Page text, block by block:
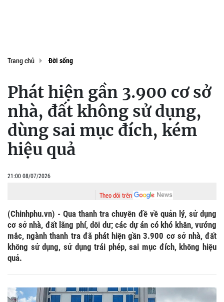
Trang chủ Đời sống
Phát hiện gần 3.900 cơ sở
nhà, đất không sử dụng,
dùng sai mục đích, kém
hiệu quả
21:00 08/07/2026
Theo dõi trên
(Chinhphu.vn) - Qua thanh tra chuyên đề về quản lý, sử dụng
cơ sở nhà, đất lãng phí, dôi dư; các dự án có khó khăn, vướng
mắc, ngành thanh tra đã phát hiện gần 3.900 cơ sở nhà, đất
không sử dụng, sử dụng trái phép, sai mục đích, không hiệu
quả.